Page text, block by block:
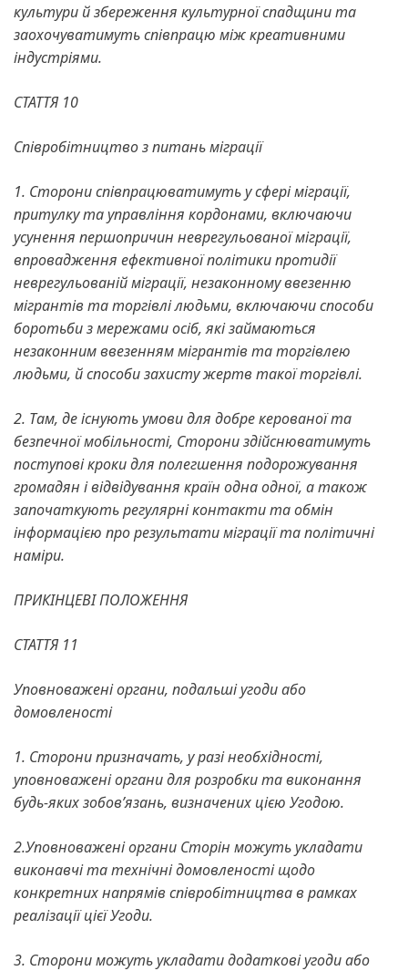
культури й збереження культурної спадщини та
заохочуватимуть співпрацю між креативними
індустріями.
СТАТТЯ 10
Співробітництво з питань міграції
1. Сторони співпрацюватимуть у сфері міграції,
притулку та управління кордонами, включаючи
усунення першопричин неврегульованої міграції,
впровадження ефективної політики протидії
неврегульованій міграції, незаконному ввезенню
мігрантів та торгівлі людьми, включаючи способи
боротьби з мережами осіб, які займаються
незаконним ввезенням мігрантів та торгівлею
людьми, й способи захисту жертв такої торгівлі.
2. Там, де існують умови для добре керованої та
безпечної мобільності, Сторони здійснюватимуть
поступові кроки для полегшення подорожування
громадян і відвідування країн одна одної, а також
започаткують регулярні контакти та обмін
інформацією про результати міграції та політичні
наміри.
ПРИКІНЦЕВІ ПОЛОЖЕННЯ
СТАТТЯ 11
Уповноважені органи, подальші угоди або
домовленості
1. Сторони призначать, у разі необхідності,
уповноважені органи для розробки та виконання
будь-яких зобов’язань, визначених цією Угодою.
2.Уповноважені органи Сторін можуть укладати
виконавчі та технічні домовленості щодо
конкретних напрямів співробітництва в рамках
реалізації цієї Угоди.
3. Сторони можуть укладати додаткові угоди або